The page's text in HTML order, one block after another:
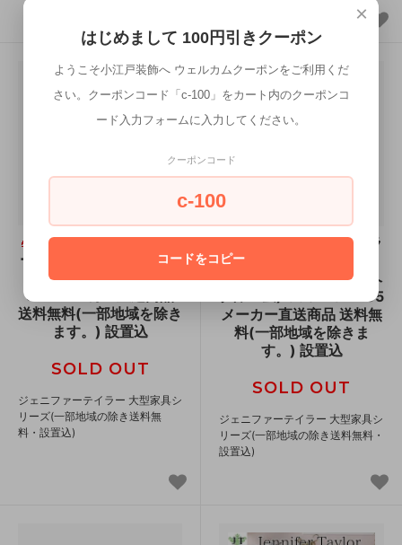
ジェニファーテイラ
ー Jennifer Taylor 3Pソ
ファ Jack 36000SF-
860 メーカー直送商品
送料無料(一部地域を除き
ます。) 設置込
SOLD OUT
ジェニファーテイラー 大型家具シ
リーズ(一部地域の除き送料無
料・設置込)
ジェニファーテイラ
ー Jennifer Taylor 3人
掛けソファ Heirloom(ヘ
アルーム) 36021SF-205
メーカー直送商品 送料無
料(一部地域を除きま
す。) 設置込
SOLD OUT
ジェニファーテイラー 大型家具シ
リーズ(一部地域の除き送料無料・
設置込)
×
はじめまして 100円引きクーポン
ようこそ小江戸装飾へ ウェルカムクーポンをご利用くだ
さい。クーポンコード「c-100」をカート内のクーポンコ
ード入力フォームに入力してください。
クーポンコード
c-100
コードをコピー